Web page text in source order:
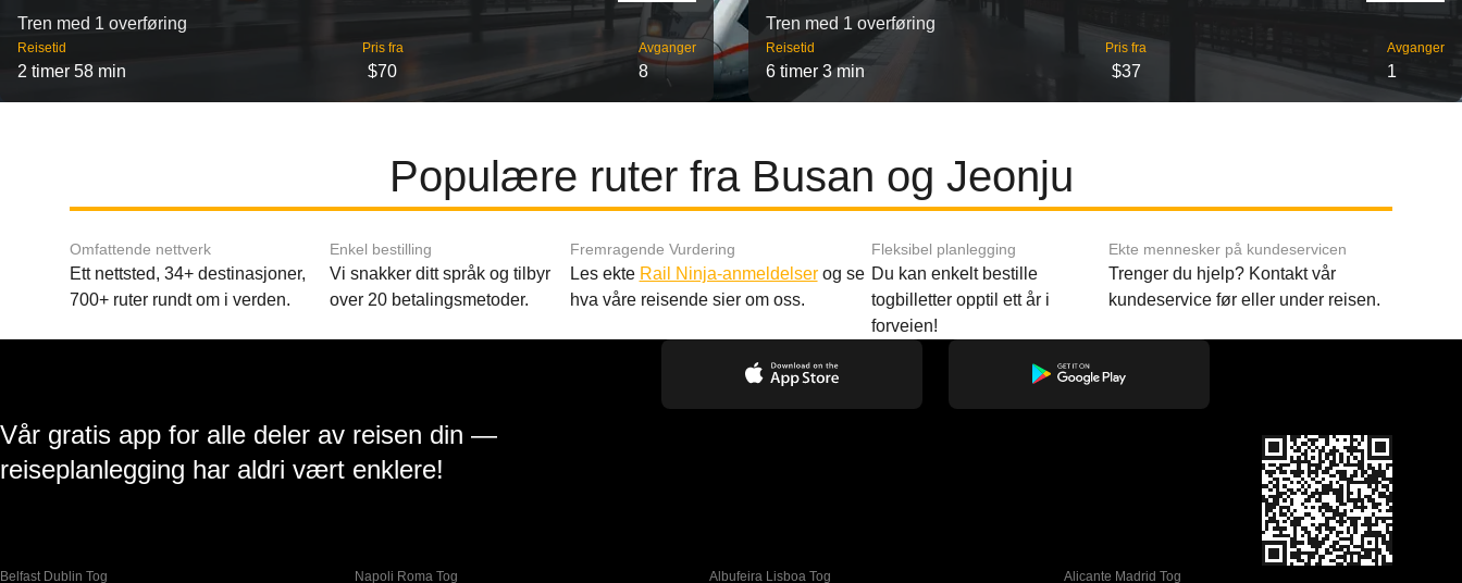
Tren med 1 overføring
Reisetid
2 timer 58 min
Pris fra
$70
Avganger
8
Tren med 1 overføring
Reisetid
6 timer 3 min
Pris fra
$37
Avganger
1
Populære ruter fra Busan og Jeonju
Omfattende nettverk
Ett nettsted, 34+ destinasjoner,
700+ ruter rundt om i verden.
Enkel bestilling
Vi snakker ditt språk og tilbyr
over 20 betalingsmetoder.
Fremragende Vurdering
Les ekte Rail Ninja-anmeldelserog se
hva våre reisende sier om oss.
Fleksibel planlegging
Du kan enkelt bestille
togbilletter opptil ett år i
forveien!
Ekte mennesker på kundeservicen
Trenger du hjelp? Kontakt vår
kundeservice før eller under reisen.
Vår gratis app for alle deler av reisen din —
reiseplanlegging har aldri vært enklere!
Belfast Dublin Tog Napoli Roma Tog Albufeira Lisboa Tog Alicante Madrid Tog